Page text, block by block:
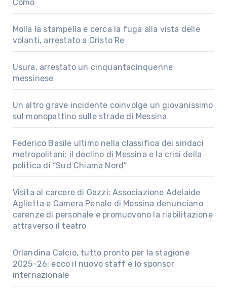
Como
Molla la stampella e cerca la fuga alla vista delle
volanti, arrestato a Cristo Re
Usura, arrestato un cinquantacinquenne
messinese
Un altro grave incidente coinvolge un giovanissimo
sul monopattino sulle strade di Messina
Federico Basile ultimo nella classifica dei sindaci
metropolitani: il declino di Messina e la crisi della
politica di “Sud Chiama Nord”
Visita al carcere di Gazzi: Associazione Adelaide
Aglietta e Camera Penale di Messina denunciano
carenze di personale e promuovono la riabilitazione
attraverso il teatro
Orlandina Calcio, tutto pronto per la stagione
2025–26: ecco il nuovo staff e lo sponsor
internazionale